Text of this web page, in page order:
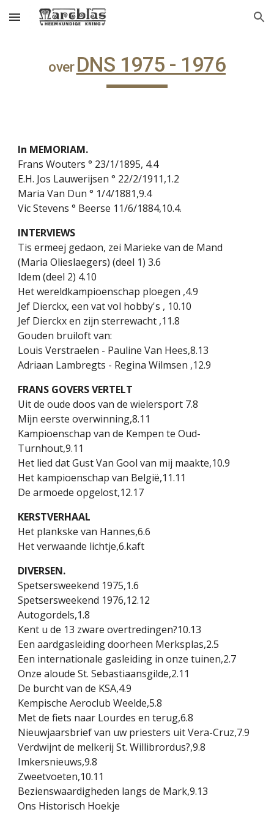
Skip to main content Skip to navigation
over DNS 1975 - 1976
In MEMORIAM.
Frans Wouters ° 23/1/1895, 4.4
E.H. Jos Lauwerijsen ° 22/2/1911,1.2
Maria Van Dun ° 1/4/1881,9.4
Vic Stevens ° Beerse 11/6/1884,10.4.
INTERVIEWS
Tis ermeej gedaon, zei Marieke van de Mand
(Maria Olieslaegers) (deel 1) 3.6
Idem (deel 2) 4.10
Het wereldkampioenschap ploegen ,4.9
Jef Dierckx, een vat vol hobby's , 10.10
Jef Dierckx en zijn sterrewacht ,11.8
Gouden bruiloft van:
Louis Verstraelen - Pauline Van Hees,8.13
Adriaan Lambregts - Regina Wilmsen ,12.9
FRANS GOVERS VERTELT
Uit de oude doos van de wielersport 7.8
Mijn eerste overwinning,8.11
Kampioenschap van de Kempen te Oud-
Turnhout,9.11
Het lied dat Gust Van Gool van mij maakte,10.9
Het kampioenschap van België,11.11
De armoede opgelost,12.17
KERSTVERHAAL
Het plankske van Hannes,6.6
Het verwaande lichtje,6.kaft
DIVERSEN.
Spetsersweekend 1975,1.6
Spetsersweekend 1976,12.12
Autogordels,1.8
Kent u de 13 zware overtredingen?10.13
Een aardgasleiding doorheen Merksplas,2.5
Een internationale gasleiding in onze tuinen,2.7
Onze aloude St. Sebastiaansgilde,2.11
De burcht van de KSA,4.9
Kempische Aeroclub Weelde,5.8
Met de fiets naar Lourdes en terug,6.8
Nieuwjaarsbrief van uw priesters uit Vera-Cruz,7.9
Verdwijnt de melkerij St. Willibrordus?,9.8
Imkersnieuws,9.8
Zweetvoeten,10.11
Bezienswaardigheden langs de Mark,9.13
Ons Historisch Hoekje